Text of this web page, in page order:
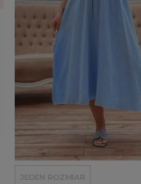
JEDEN ROZMIAR